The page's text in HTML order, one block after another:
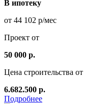
В ипотеку
от 44 102 р/мес
Проект от
50 000 р.
Цена строительства от
6.682.500 р.
Подробнее